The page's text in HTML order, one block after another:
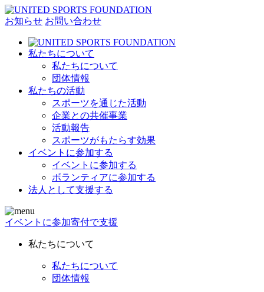
お知らせ お問い合わせ
私たちについて
私たちについて
団体情報
私たちの活動
スポーツを通じた活動
企業との共催事業
活動報告
スポーツがもたらす効果
イベントに参加する
イベントに参加する
ボランティアに参加する
法人として支援する
イベントに参加寄付で支援
私たちについて
私たちについて
団体情報